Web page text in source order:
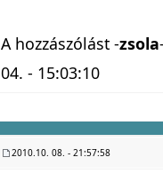
A hozzászólást -zsola
04. - 15:03:10
2010.10. 08. - 21:57:58